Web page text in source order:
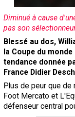
Diminué à cause
pas son
Blessé au dos,
la Coupe du
tendance donnée
France Didier
Plus de peur que de
Foot Mercato et
défenseur central
Contact / Signaler un
Recrutement
Mentions légales
site web Maxifoot.fr